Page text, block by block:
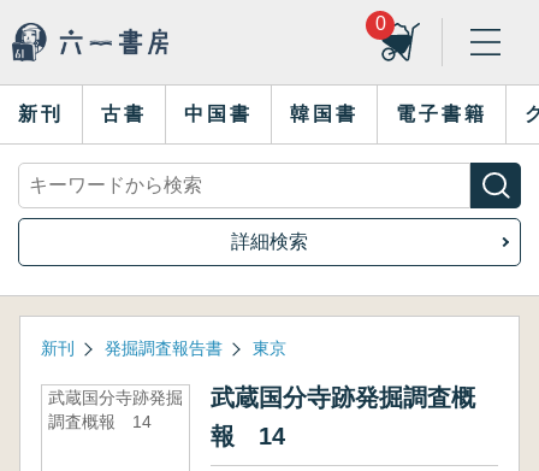
0
新刊 古書 中国書 韓国書 電子書籍
詳細検索
新刊 発掘調査報告書 東京
武蔵国分寺跡発掘
調査概報 14
武蔵国分寺跡発掘調査概
報 14